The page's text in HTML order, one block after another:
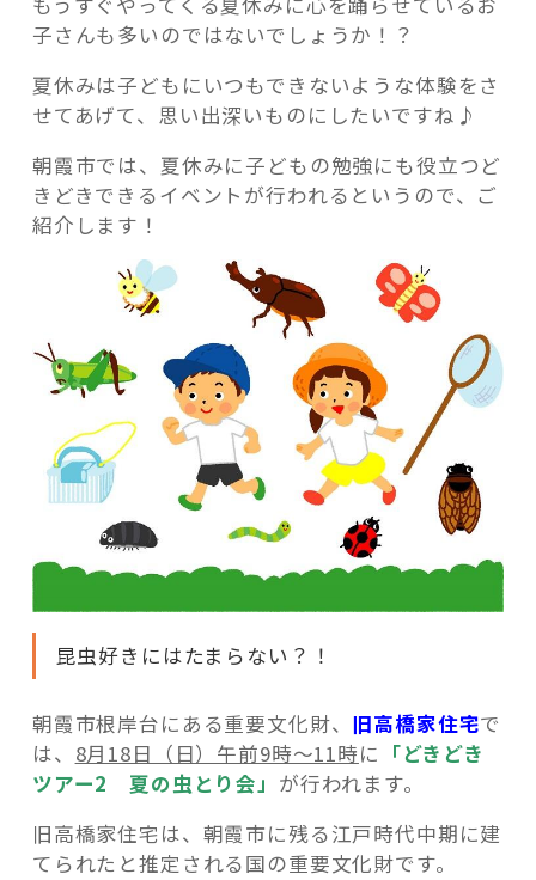
記事検索
子さんも多いのではないでしょうか！？
夏休みは子どもにいつもできないような体験をさ
せてあげて、思い出深いものにしたいですね♪
朝霞市では、夏休みに子どもの勉強にも役立つど
きどきできるイベントが行われるというので、ご
紹介します！
昆虫好きにはたまらない？！
朝霞市根岸台にある重要文化財、 旧高橋家住宅で
は、 8月18日（日）午前9時～11時に 「どきどき
ツアー2 夏の虫とり会」 が行われます。
旧高橋家住宅は、朝霞市に残る江戸時代中期に建
てられたと推定される国の重要文化財です。